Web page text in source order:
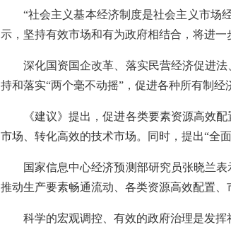
“社会主义基本经济制度是社会主义市场
示，坚持有效市场和有为政府相结合，将进一
深化国资国企改革、落实民营经济促进
持和落实“两个毫不动摇”，促进各种所有制
《建议》提出，促进各类要素资源高效
市场、转化高效的技术市场。同时，提出“全
国家信息中心经济预测部研究员张晓兰
推动生产要素畅通流动、各类资源高效配置、
科学的宏观调控、有效的政府治理是发挥